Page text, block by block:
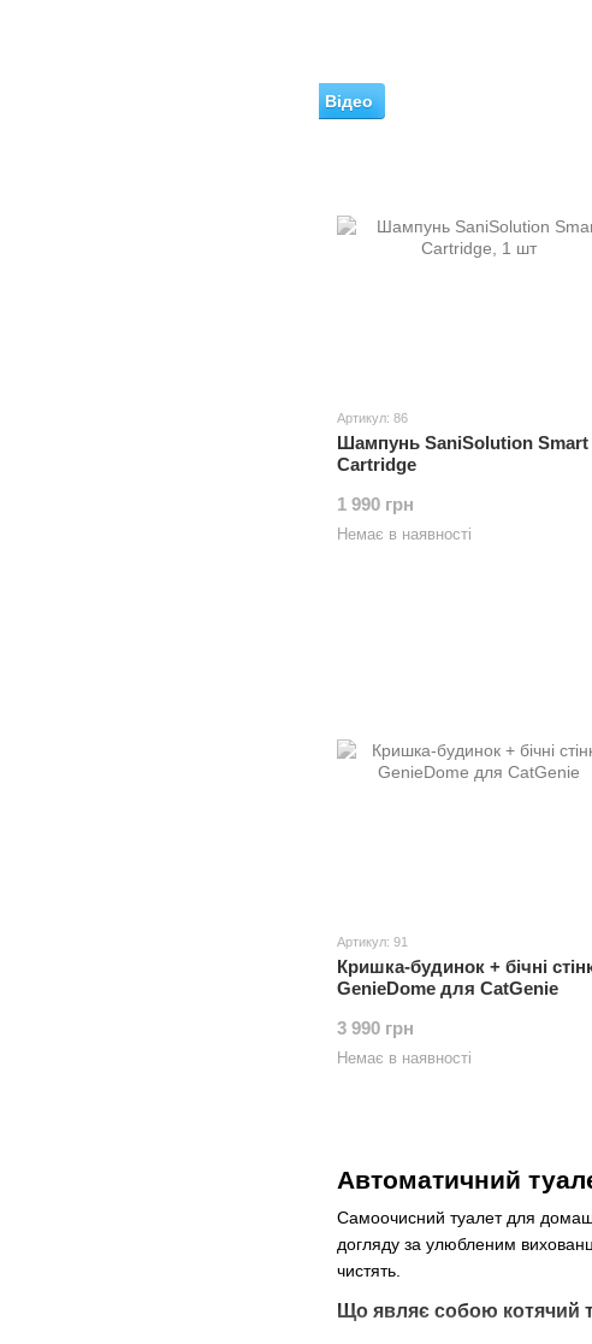
Автоматичний
Самоочисний туалет для
догляду за улюбленим
чистять.
Що являє собою котячий
Відео
Артикул: 86
Шампунь SaniSolution Smart
Cartridge
1 990 грн
Немає в наявності
Артикул: 91
Кришка-будинок + бічні
GenieDome для CatGenie
3 990 грн
Немає в наявності